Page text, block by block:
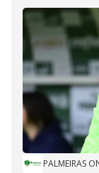
PALMEIRAS